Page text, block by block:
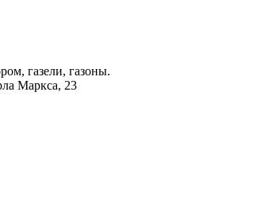
газели, газоны.
Маркса, 23